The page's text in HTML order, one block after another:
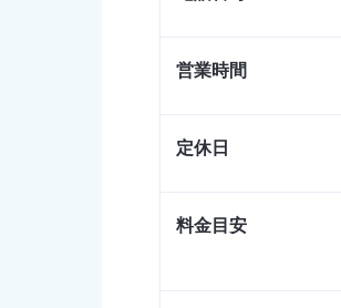
営業時間
定休日
料金目安